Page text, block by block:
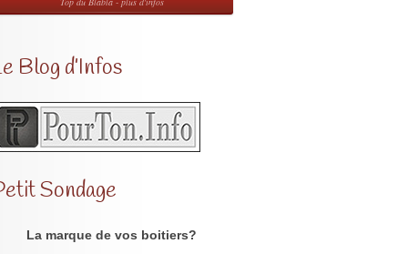
Blog d’Infos
Sondage
La marque de vos boitiers?